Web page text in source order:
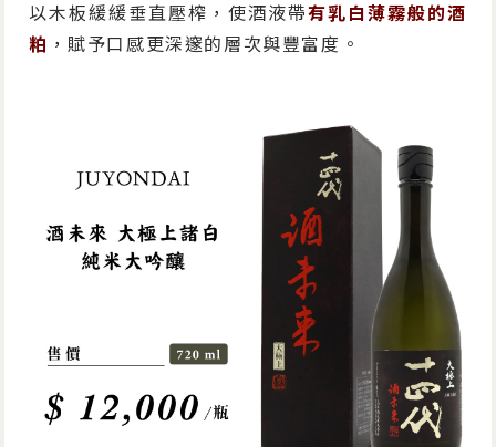
以木板緩緩垂直壓榨，使酒液帶有乳白薄霧般的酒
粕 ，賦予口感更深邃的層次與豐富度。